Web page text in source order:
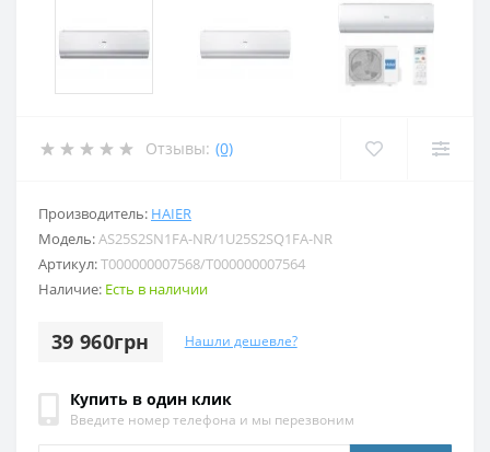
Отзывы: (0)
Производитель: HAIER
Модель:AS25S2SN1FA-NR/1U25S2SQ1FA-NR
Артикул:T000000007568/T000000007564
Наличие: Есть в наличии
39 960грн Нашли дешевле?
Купить в один клик
Введите номер телефона и мы перезвоним